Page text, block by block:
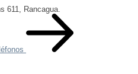
611, Rancagua.